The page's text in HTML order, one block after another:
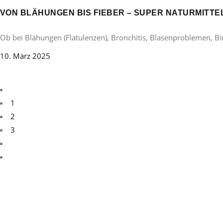
VON BLÄHUNGEN BIS FIEBER – SUPER
Ob bei Blähungen (Flatulenzen), Bronchitis, Blasenproblemen,
10. März 2025
1
2
3